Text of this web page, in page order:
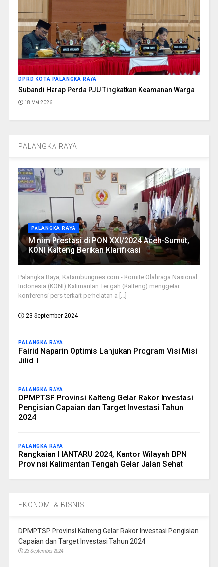
DPRD KOTA PALANGKA RAYA
Subandi Harap Perda PJU Tingkatkan Keamanan Warga
18 Mei 2026
PALANGKA RAYA
PALANGKA RAYA
Minim Prestasi di PON XXI/2024 Aceh-Sumut,
KONI Kalteng Berikan Klarifikasi
Palangka Raya, Katambungnes.com - Komite Olahraga Nasional
Indonesia (KONI) Kalimantan Tengah (Kalteng) menggelar
konferensi pers terkait perhelatan a [...]
23 September 2024
PALANGKA RAYA
Fairid Naparin Optimis Lanjukan Program Visi Misi
Jilid II
PALANGKA RAYA
DPMPTSP Provinsi Kalteng Gelar Rakor Investasi
Pengisian Capaian dan Target Investasi Tahun
2024
PALANGKA RAYA
Rangkaian HANTARU 2024, Kantor Wilayah BPN
Provinsi Kalimantan Tengah Gelar Jalan Sehat
EKONOMI & BISNIS
DPMPTSP Provinsi Kalteng Gelar Rakor Investasi Pengisian
Capaian dan Target Investasi Tahun 2024
23 September 2024